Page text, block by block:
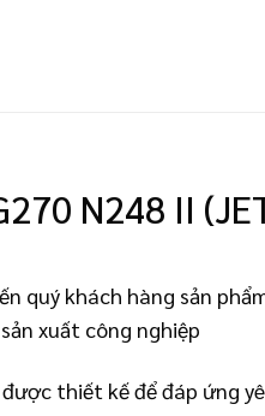
N248 II
quý khách hàng sản
xuất công nghiệp
thiết kế để đáp ứng